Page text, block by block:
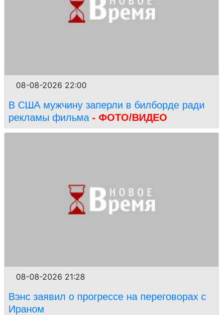
08-08-2026 22:00
В США мужчину заперли в билборде ради
рекламы фильма - ФОТО/ВИДЕО
08-08-2026 21:28
Вэнс заявил о прогрессе на переговорах с
Ираном